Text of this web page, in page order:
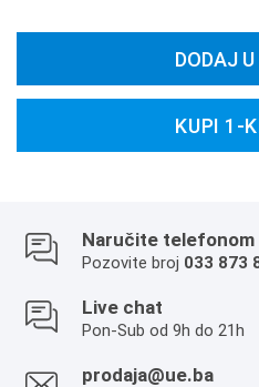
DODAJ U
KUPI 1-
Naručite telefonom
Pozovite broj 033 873
Live chat
Pon-Sub od 9h do 21h
prodaja@ue.ba